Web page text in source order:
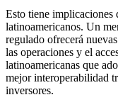
Esto tiene implicaciones
latinoamericanos. Un
regulado ofrecerá
las operaciones y el
latinoamericanas que
mejor interoperabilidad
inversores.